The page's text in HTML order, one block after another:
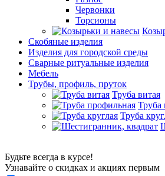
Червонки
Торсионы
Скобяные изделия
Изделия для городской среды
Сварные ритуальные изделия
Мебель
Трубы, профиль, пруток
Труба витая
Труба
Труба
Будьте всегда в курсе!
Узнавайте о скидках и акциях первым